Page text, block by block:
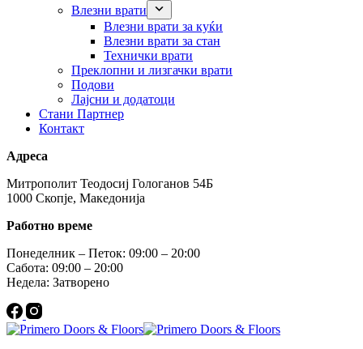
Влезни врати
Влезни врати за куќи
Влезни врати за стан
Технички врати
Преклопни и лизгачки врати
Подови
Лајсни и додатоци
Стани Партнер
Контакт
Адреса
Митрополит Теодосиј Гологанов 54Б
1000 Скопје, Македонија
Работно време
Понеделник – Петок: 09:00 – 20:00
Сабота: 09:00 – 20:00
Недела: Затворено